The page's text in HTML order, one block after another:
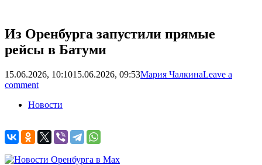
Из Оренбурга запустили прямые
рейсы в Батуми
15.06.2026, 10:1015.06.2026, 09:53Мария ЧалкинаLeave a
comment
Новости